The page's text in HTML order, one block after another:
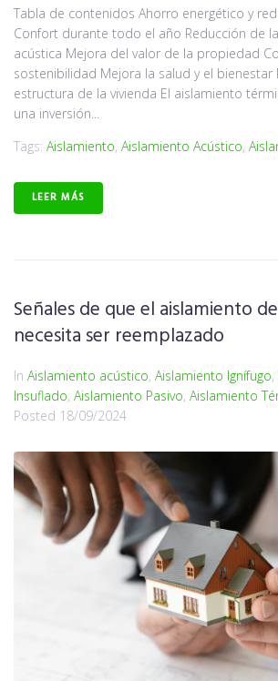
Tabla de contenidos Ahorro energético y
Confort durante todo el año Reducción de
acústica Mejora del valor de la propiedad
sostenibilidad Mejora la salud y el bienestar
estructura de la vivienda El aislamiento
una inversión...
Tags: Aislamiento, Aislamiento Acústico,
LEER MÁS
Señales de que el aislamiento
necesita ser reemplazado
In Aislamiento acústico, Aislamiento Ignífugo,
Insuflado, Aislamiento Pasivo, Aislamiento
Posted 18/09/2024